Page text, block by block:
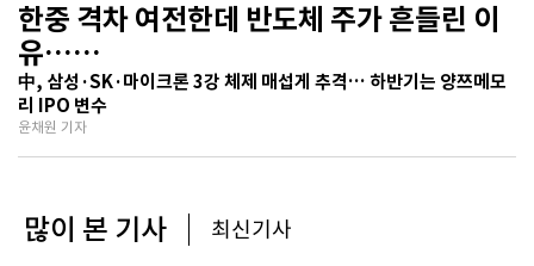
한중 격차 여전한데 반도체 주가 흔들린 이
유…
기술보다 무서운 ‘과점 균열’ 공포
中, 삼성·SK·마이크론 3강 체제 매섭게 추격… 하반기는 양쯔메모
리 IPO 변수
윤채원 기자
많이 본 기사 최신기사